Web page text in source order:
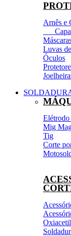
Luvas
Óculos
Mig
Tig
Corte